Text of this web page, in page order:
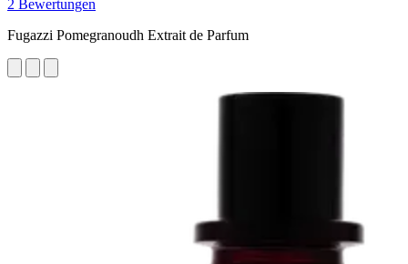
2 Bewertungen
Fugazzi Pomegranoudh Extrait de Parfum